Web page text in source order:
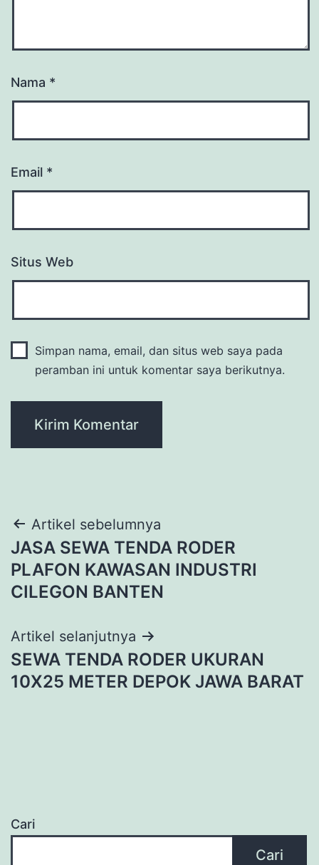
Nama *
Email *
Situs Web
Simpan nama, email, dan situs web saya pada
peramban ini untuk komentar saya berikutnya.
Navigasi
pos
Artikel sebelumnya
JASA SEWA TENDA RODER
PLAFON KAWASAN INDUSTRI
CILEGON BANTEN
Artikel selanjutnya
SEWA TENDA RODER UKURAN
10X25 METER DEPOK JAWA BARAT
Cari
Cari